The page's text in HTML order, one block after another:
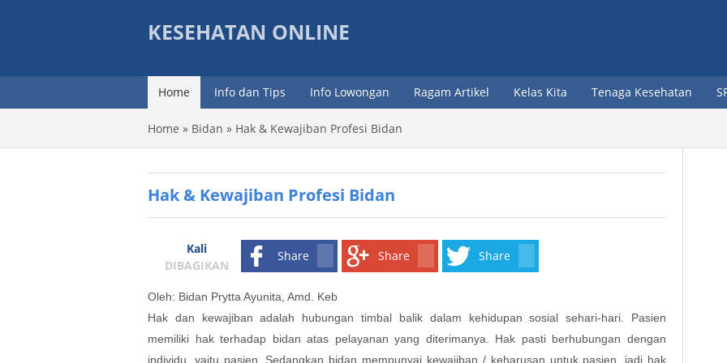
KESEHATAN ONLINE
Home Info dan Tips Info Lowongan Ragam Artikel Kelas Kita Tenaga Kesehatan
Apoteker
Sub3
Home » Bidan » Hak & Kewajiban Profesi Bidan
Hak & Kewajiban Profesi Bidan
Kali
DIBAGIKAN
Share Share Share
Oleh: Bidan Prytta Ayunita, Amd. Keb
Hak dan kewajiban adalah hubungan timbal balik dalam kehidupan sosial sehari-hari. Pasien
memiliki hak terhadap bidan atas pelayanan yang diterimanya. Hak pasti berhubungan dengan
individu, yaitu pasien. Sedangkan bidan mempunyai kewajiban / keharusan untuk pasien, jadi hak